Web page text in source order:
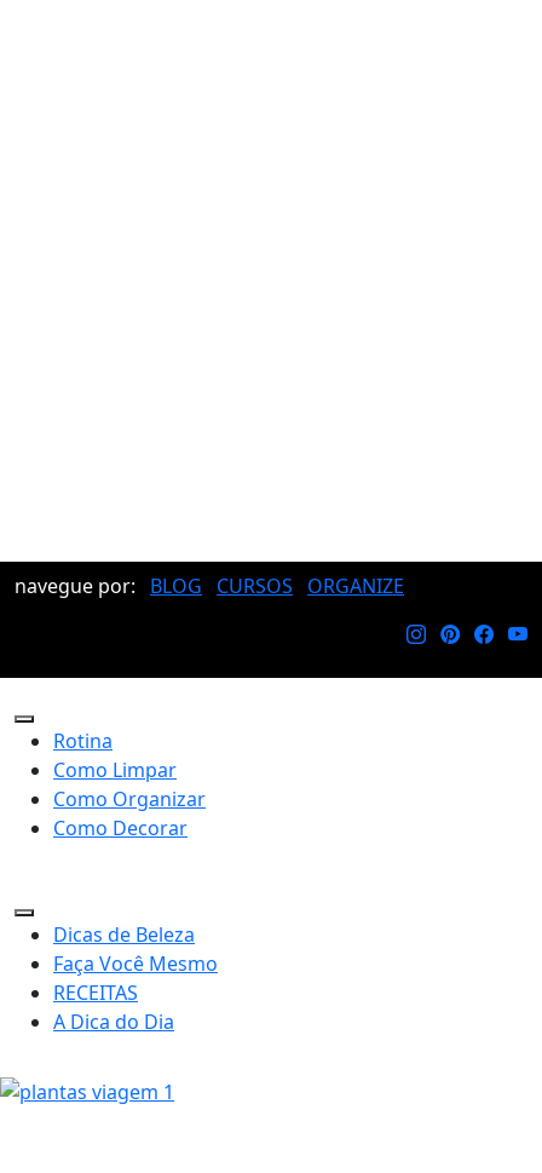
navegue por: BLOG CURSOS ORGANIZE
Rotina
Como Limpar
Como Organizar
Como Decorar
Dicas de Beleza
Faça Você Mesmo
RECEITAS
A Dica do Dia